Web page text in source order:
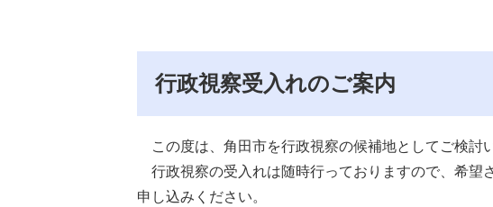
行政視察受入れのご案内
この度は、角田市を行政視察の候補地としてご検討
行政視察の受入れは随時行っておりますので、希望
申し込みください。